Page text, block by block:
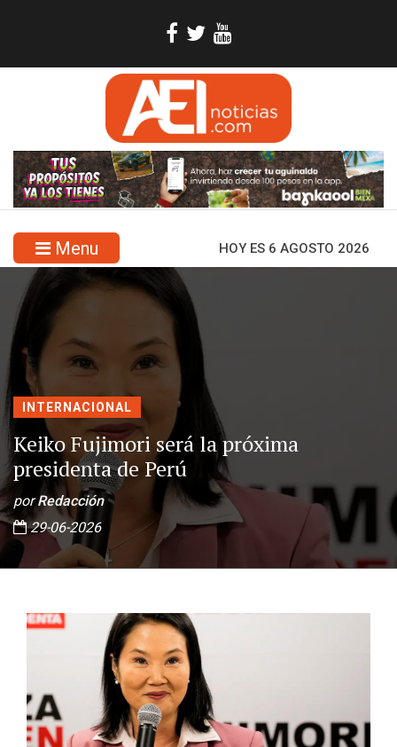
Menu HOY ES 6 AGOSTO 2026
INTERNACIONAL
Keiko Fujimori será la próxima
presidenta de Perú
porRedacción
29-06-2026